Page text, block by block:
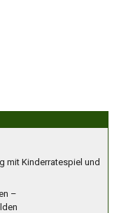
mit Kinderratespiel und
–